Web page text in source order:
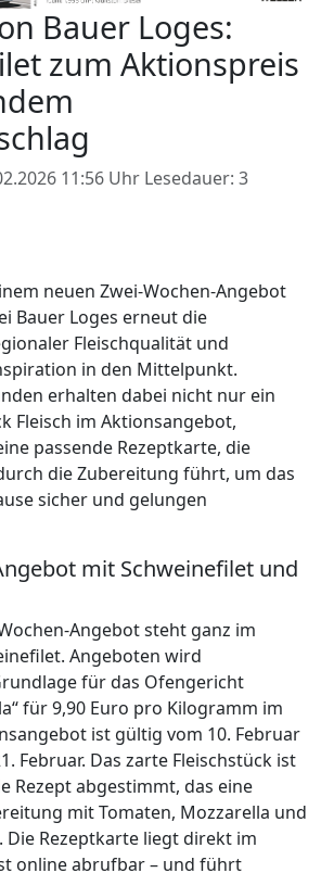
Bauer Loges:
zum Aktionspreis
11:56 Uhr Lesedauer: 3
neuen Zwei-Wochen-Angebot
Bauer Loges erneut die
Fleischqualität und
in den Mittelpunkt.
erhalten dabei nicht nur ein
Fleisch im Aktionsangebot,
passende Rezeptkarte, die
die Zubereitung führt, um das
sicher und gelungen
mit Schweinefilet und
Angebot steht ganz im
Angeboten wird
für das Ofengericht
für 9,90 Euro pro Kilogramm im
ist gültig vom 10. Februar
Februar. Das zarte Fleischstück ist
Rezept abgestimmt, das eine
mit Tomaten, Mozzarella und
Die Rezeptkarte liegt direkt im
online abrufbar – und führt